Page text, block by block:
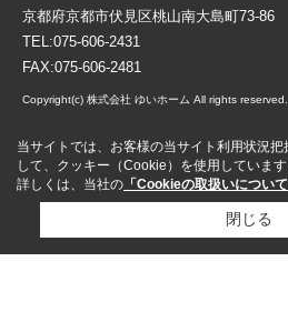
京都府京都市伏見区桃山南大島町73-86
TEL:075-606-2431
FAX:075-606-2481
Copyright(c) 株式会社 ゆいホーム All rights reserved.
当サイトでは、お客様の当サイト利用状況
して、クッキー（Cookie）を使用しています
詳しくは、当社の 「Cookieの取扱いについて
閉じる